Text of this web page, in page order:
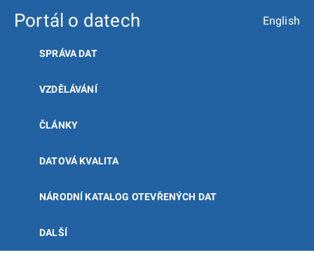
Portál o datech English
SPRÁVA DAT
VZDĚLÁVÁNÍ
ČLÁNKY
DATOVÁ KVALITA
NÁRODNÍ KATALOG OTEVŘENÝCH DAT
DALŠÍ